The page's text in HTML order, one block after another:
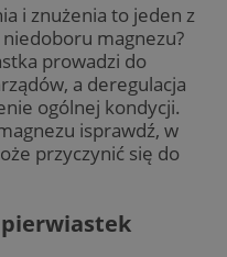
i znużenia to jeden z
magnezu?
prowadzi do
a deregulacja
ogólnej kondycji.
isprawdź, w
przyczynić się do
pierwiastek